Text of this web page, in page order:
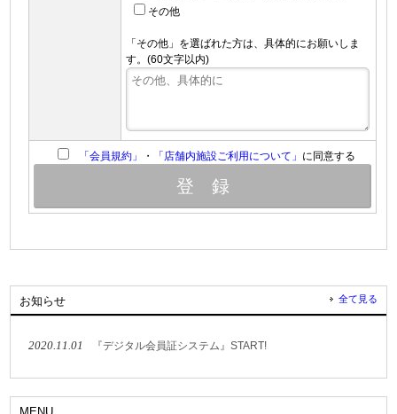
その他
「その他」を選ばれた方は、具体的にお願いしま
す。(60文字以内)
「会員規約」 ・ 「店舗内施設ご利用について」 に同意する
お知らせ 全て見る
2020.11.01 『デジタル会員証システム』START!